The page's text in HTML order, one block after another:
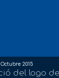
2015
del logo